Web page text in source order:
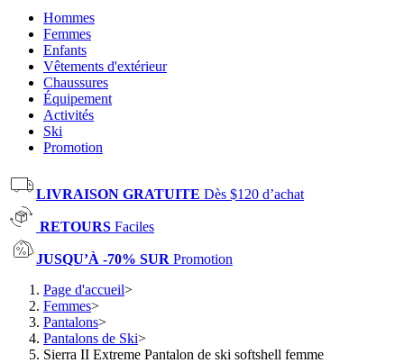
Hommes
Femmes
Enfants
Vêtements d'extérieur
Chaussures
Équipement
Activités
Ski
Promotion
LIVRAISON GRATUITE Dès $120 d’achat
RETOURS Faciles
JUSQU’À -70% SUR Promotion
Page d'accueil>
Femmes>
Pantalons>
Pantalons de Ski>
Sierra II Extreme Pantalon de ski softshell femme